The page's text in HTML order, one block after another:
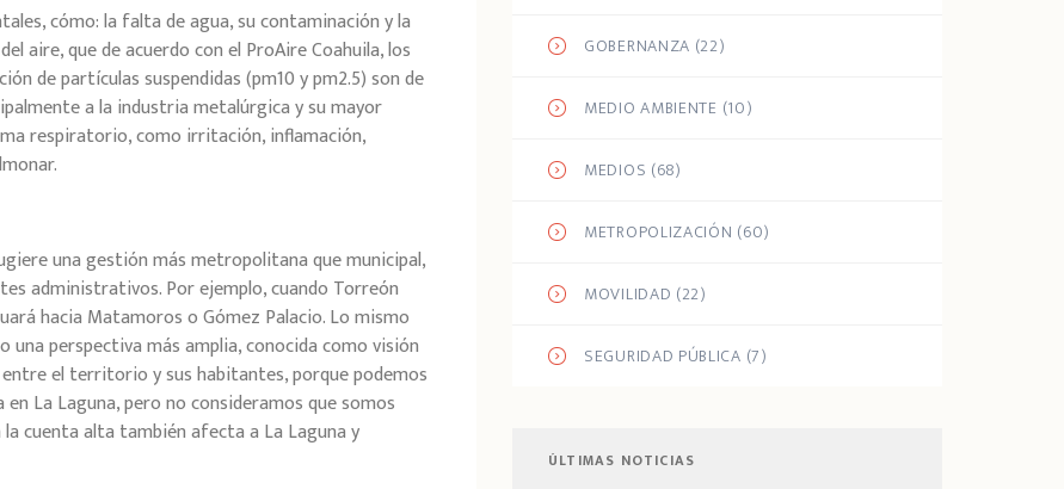
cómo: la falta de agua, su contaminación y la
aire, que de acuerdo con el ProAire Coahuila, los
de partículas suspendidas(pm10 y pm2.5) son de
a la industria metalúrgica y su mayor
respiratorio, como irritación, inflamación,
una gestión más metropolitana que municipal,
administrativos. Por ejemplo, cuando Torreón
hacia Matamoros o Gómez Palacio. Lo mismo
una perspectiva más amplia, conocida como visión
el territorio y sus habitantes, porque podemos
La Laguna, pero no consideramos que somos
cuenta alta también afecta a La Laguna y
GOBERNANZA (22)
MEDIO AMBIENTE (10)
MEDIOS (68)
METROPOLIZACIÓN (60)
MOVILIDAD (22)
SEGURIDAD PÚBLICA (7)
ÚLTIMAS NOTICIAS